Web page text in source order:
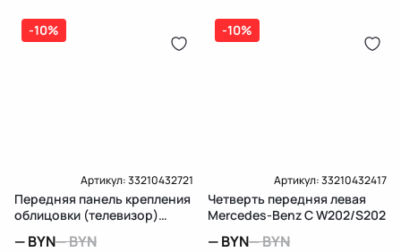
(распределитель впрыска топлива),
дозатор-распределитель топлива
-10%
Артикул:33210432721
Передняя панель крепления
облицовки (телевизор)
—BYN—BYN
-10%
Артикул:33210432417
Четверть передняя левая
Mercedes-Benz C W202/S202
—BYN—BYN